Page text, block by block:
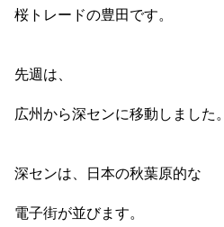
桜トレードの豊田です。
先週は、
広州から深センに移動しました。
深センは、日本の秋葉原的な
電子街が並びます。